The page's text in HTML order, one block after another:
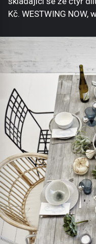
Kč. WESTWING